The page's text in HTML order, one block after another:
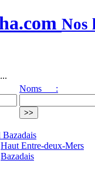
Nos
Noms :
Bazadais
Haut Entre-deux-Mers
Bazadais